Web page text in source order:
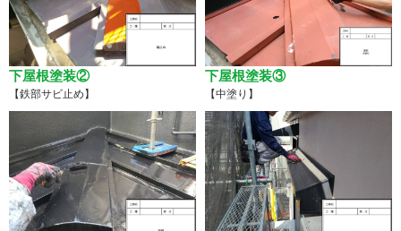
下屋根塗装②
【鉄部サビ止め】
下屋根塗装③
【中塗り】